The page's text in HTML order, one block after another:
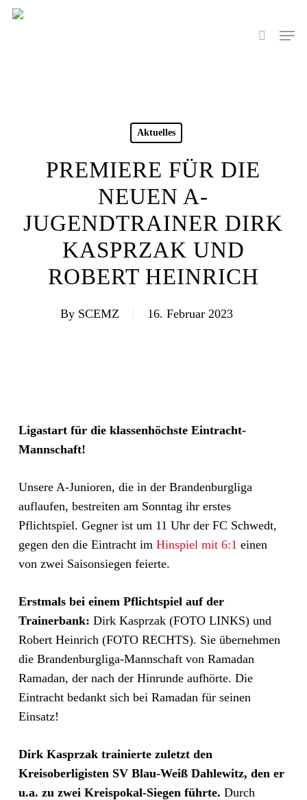
Skip
search
Menu
Aktuelles
PREMIERE FÜR DIE
NEUEN A-
JUGENDTRAINER DIRK
KASPRZAK UND
ROBERT HEINRICH
By SCEMZ 16. Februar 2023
Ligastart für die klassenhöchste Eintracht-
Mannschaft!
Unsere A-Junioren, die in der Brandenburgliga
auflaufen, bestreiten am Sonntag ihr erstes
Pflichtspiel. Gegner ist um 11 Uhr der FC Schwedt,
gegen den die Eintracht im Hinspiel mit 6:1 einen
von zwei Saisonsiegen feierte.
Erstmals bei einem Pflichtspiel auf der
Trainerbank: Dirk Kasprzak (FOTO LINKS) und
Robert Heinrich (FOTO RECHTS). Sie übernehmen
die Brandenburgliga-Mannschaft von Ramadan
Ramadan, der nach der Hinrunde aufhörte. Die
Eintracht bedankt sich bei Ramadan für seinen
Einsatz!
Dirk Kasprzak trainierte zuletzt den
Kreisoberligisten SV Blau-Weiß Dahlewitz, den er
u.a. zu zwei Kreispokal-Siegen führte. Durch